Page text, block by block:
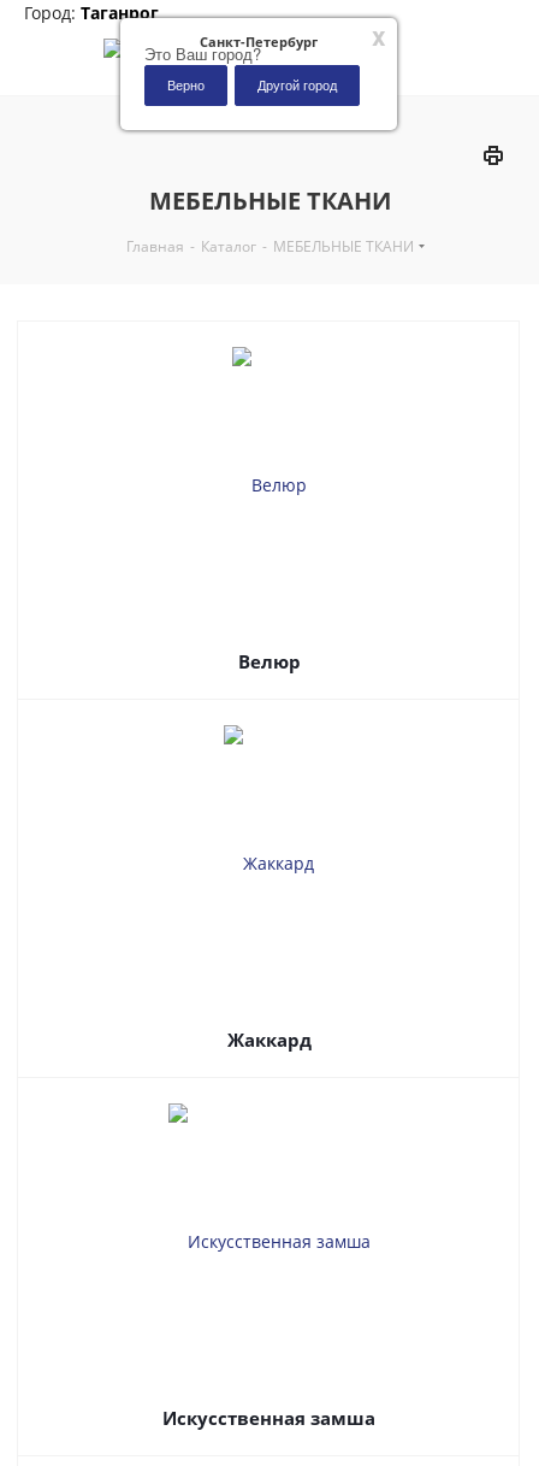
x
Санкт-Петербург
Это Ваш город?
Верно Другой город
Город: Таганрог
МЕБЕЛЬНЫЕ ТКАНИ
Главная - Каталог - МЕБЕЛЬНЫЕ ТКАНИ
Велюр
Жаккард
Искусственная замша